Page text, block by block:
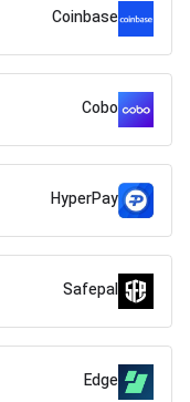
Coinbase
Cobo
HyperPay
Safepal
Edge